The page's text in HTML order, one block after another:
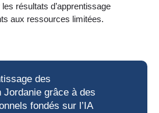
résultats d’apprentissage
aux ressources limitées.
des
Jordanie grâce à des
fondés sur l’IA